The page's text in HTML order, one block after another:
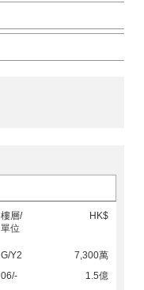
樓層/
單位
HK$
G/Y2
7,300萬
06/-
1.5億